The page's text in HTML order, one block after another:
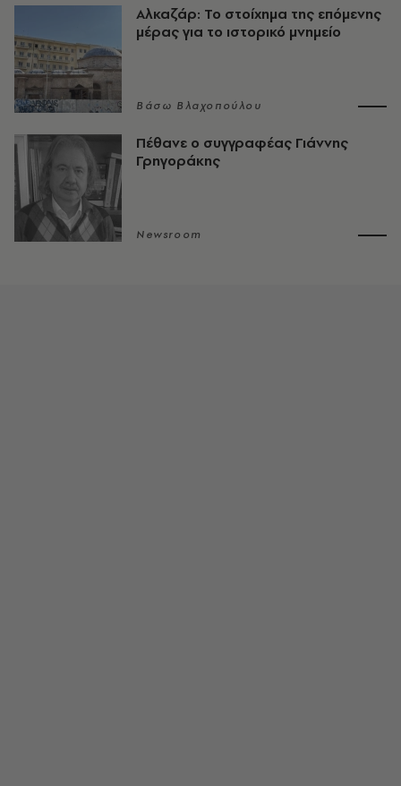
Αλκαζάρ: Το στοίχημα της επόμενης
μέρας για το ιστορικό μνημείο
Βάσω Βλαχοπούλου
Πέθανε ο συγγραφέας Γιάννης
Γρηγοράκης
Newsroom